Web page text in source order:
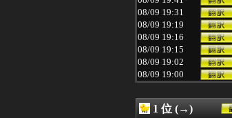
08/09 19:31
08/09 19:19
08/09 19:16
08/09 19:15
08/09 19:02
08/09 19:00
08/09 19:00
08/09 18:33
1 位 (→)